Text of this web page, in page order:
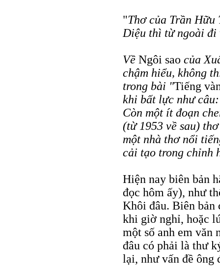
"Thơ của Trần Hữu
Diệu thì từ ngoài đi
Về Ngôi sao của
chậm hiểu, không
trong bài "Tiếng
khi bất lực như câu:
Còn một ít đoạn
(từ 1953 về sau)
một nhà thơ nổi
cải tạo trong chỉnh
Hiện nay biên bản
đọc hôm ấy), như
Khôi đâu. Biên bản
khi giờ nghỉ, hoặc
một số anh em văn
đâu có phải là thư
lại, như vấn đề ông